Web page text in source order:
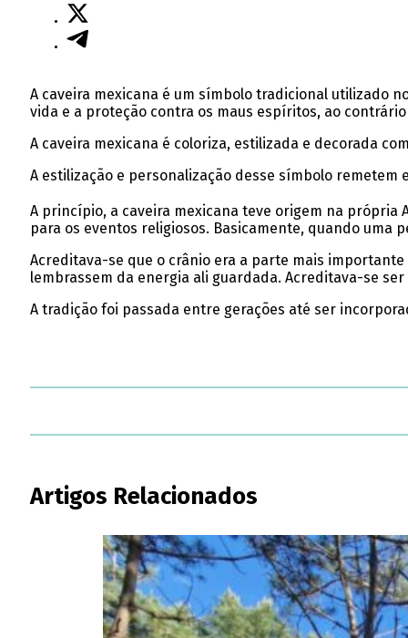
A caveira mexicana é um símbolo tradicional utilizado
vida e a proteção contra os maus espíritos, ao
A caveira mexicana é coloriza, estilizada e decorada
A estilização e personalização desse símbolo
A princípio, a caveira mexicana teve origem na
para os eventos religiosos. Basicamente, quando uma
Acreditava-se que o crânio era a parte mais
lembrassem da energia ali guardada. Acreditava-se
A tradição foi passada entre gerações até ser
Artigos Relacionados